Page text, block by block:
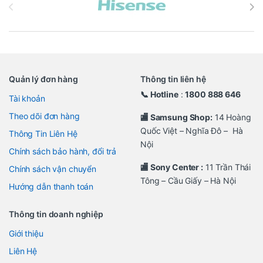
Quản lý đơn hàng
Tài khoản
Theo dõi đơn hàng
Thông Tin Liên Hệ
Chính sách bảo hành, đổi trả
Chính sách vận chuyển
Hướng dẫn thanh toán
Thông tin liên hệ
📞 Hotline:1800 888 646
🏬 Samsung Shop:14 Hoàng
Quốc Việt – Nghĩa Đô – Hà
Nội
🏬 Sony Center :11 Trần Thái
Tông – Cầu Giấy – Hà Nội
Thông tin doanh nghiệp
Giới thiệu
Liên Hệ